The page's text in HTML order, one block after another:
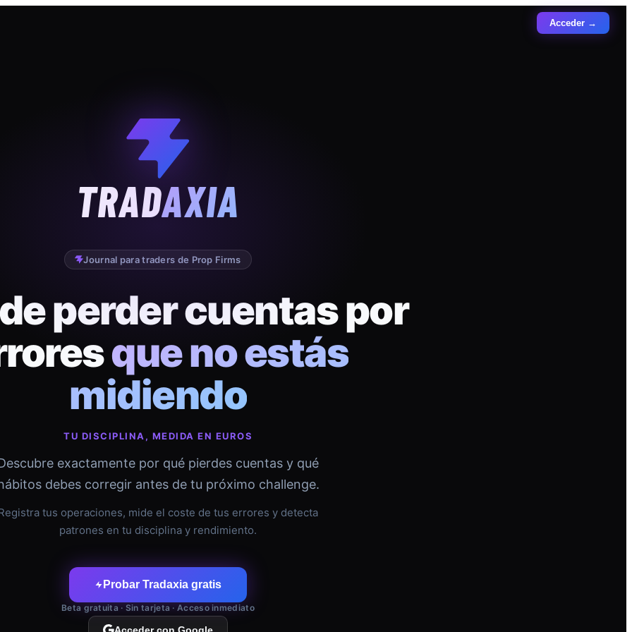
Acceder →
TRADAXIA
Journal para traders de Prop Firms
perder cuentas por
que no estás
midiendo
TU DISCIPLINA, MEDIDA EN EUROS
exactamente por qué pierdes cuentas y qué
debes corregir antes de tu próximo challenge.
tus operaciones, mide el coste de tus errores y detecta
patrones en tu disciplina y rendimiento.
Probar Tradaxia gratis
Beta gratuita · Sin tarjeta · Acceso inmediato